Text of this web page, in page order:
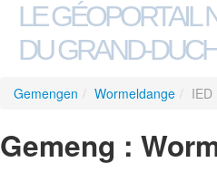
LE GÉOPORTAIL
DU GRAND-
Gemengen / Wormeldange / IED
Gemeng :